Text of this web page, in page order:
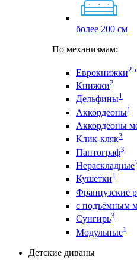
более 200 см
По механизмам:
Еврокнижки25
Книжки2
Дельфины1
Аккордеоны1
Аккордеоны
Клик-кляк3
Пантограф3
Нераскладные
Кушетки1
Французские
с подъёмным
Сунгирь3
Модульные1
Детские диваны